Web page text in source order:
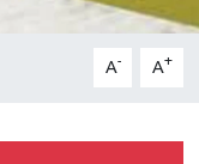
A- A+